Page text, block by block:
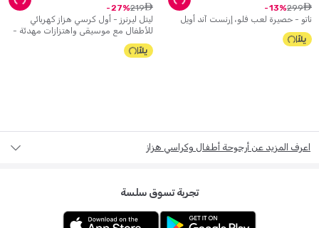
ناتو - حصيرة لعب فلو، إرنست آند أويل
ê
299
13
ليتل ليرنرز - أول كرسي هزاز كهربائي
للأطفال مع موسيقى واهتزازات مهدئة -
تصميم اللاما اللطيفة
ê
219
27
اعرف المزيد عن أرجوحة أطفال وكراسي هزاز
تجربة تسوق سلسة